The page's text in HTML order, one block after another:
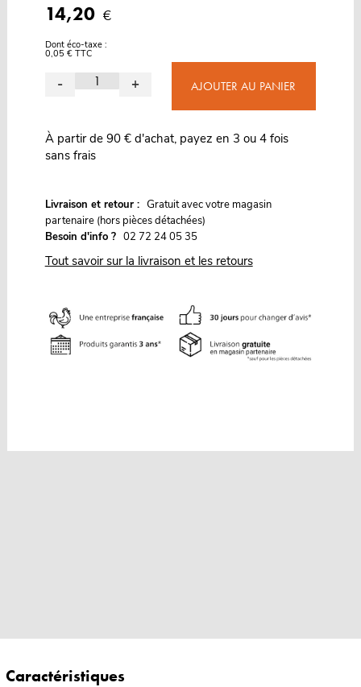
14,20 €
Dont éco-taxe :
0,05 € TTC
- + AJOUTER AU PANIER
À partir de 90 € d'achat, payez en 3 ou 4 fois
sans frais
Livraison et retour : Gratuit avec votre magasin
partenaire (hors pièces détachées)
Besoin d'info ? 02 72 24 05 35
Tout savoir sur la livraison et les retours
Caractéristiques